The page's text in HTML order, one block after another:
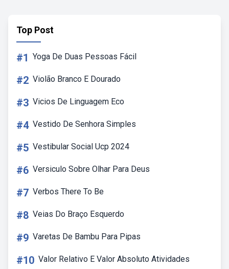
Top Post
#1 Yoga De Duas Pessoas Fácil
#2 Violão Branco E Dourado
#3 Vicios De Linguagem Eco
#4 Vestido De Senhora Simples
#5 Vestibular Social Ucp 2024
#6 Versiculo Sobre Olhar Para Deus
#7 Verbos There To Be
#8 Veias Do Braço Esquerdo
#9 Varetas De Bambu Para Pipas
#10 Valor Relativo E Valor Absoluto Atividades